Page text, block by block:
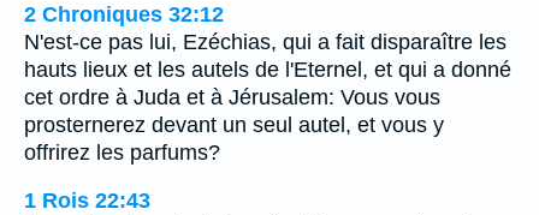
2 Chroniques 32:12
N'est-ce pas lui, Ezéchias, qui a fait disparaître les
hauts lieux et les autels de l'Eternel, et qui a donné
cet ordre à Juda et à Jérusalem: Vous vous
prosternerez devant un seul autel, et vous y
offrirez les parfums?
1 Rois 22:43